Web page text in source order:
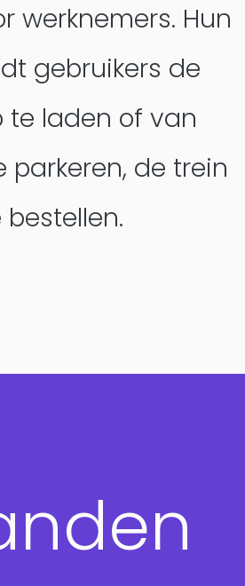
Microsoft
werknemers. Hun
gebruikers de
te laden of van
parkeren, de trein